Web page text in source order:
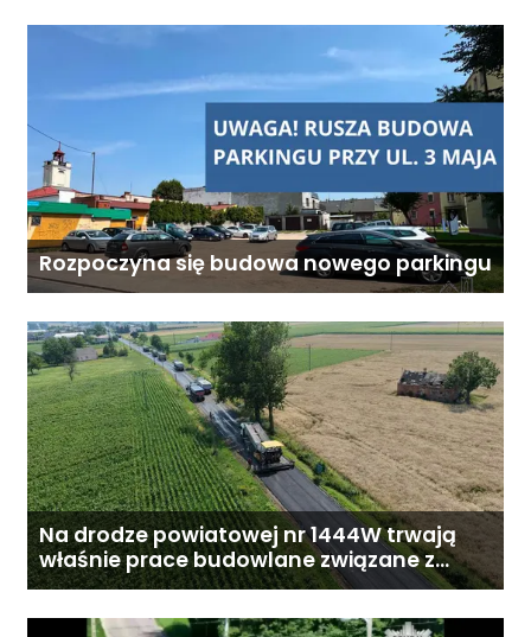
Rozpoczyna się budowa nowego parkingu
Na drodze powiatowej nr 1444W trwają
właśnie prace budowlane związane z
przebudową drogi